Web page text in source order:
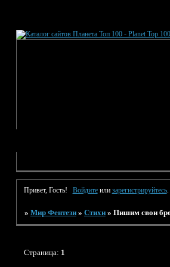
Привет, Гость! Войдитеили зарегистрируйтесь.
» Мир Фентези » Стихи » Пишим свои
Страница: 1